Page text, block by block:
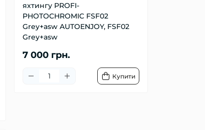
яхтингу PROFI-
PHOTOCHROMIC FSF02
Grey+asw AUTOENJOY, FSF02
Grey+asw
7 000 грн.
Купити